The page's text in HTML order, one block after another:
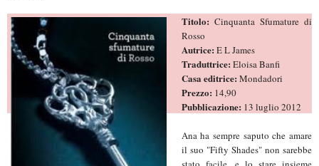
Titolo: Cinquanta Sfumature di
Rosso
Autrice: E L James
Traduttrice: Eloisa Banfi
Casa editrice: Mondadori
Prezzo: 14,90
Pubblicazione: 13 luglio 2012
Ana ha sempre saputo che amare
il suo "Fifty Shades" non sarebbe